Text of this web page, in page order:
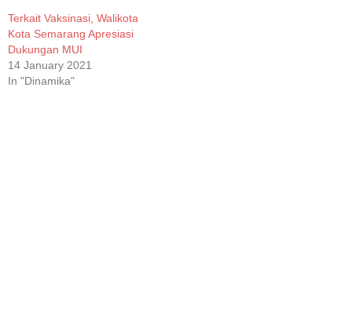
Terkait Vaksinasi, Walikota
Kota Semarang Apresiasi
Dukungan MUI
14 January 2021
In "Dinamika"